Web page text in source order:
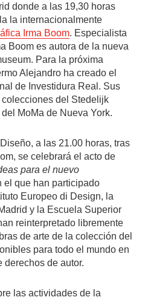
donde a las 19,30 horas
la internacionalmente
Irma Boom. Especialista
Boom es autora de la nueva
Para la próxima
Alejandro ha creado el
de Investidura Real. Sus
del Stedelijk
MoMa de Nueva York.
a las 21.00 horas, tras
se celebrará el acto de
para el nuevo
el que han participado
Europeo di Design, la
y la Escuela Superior
reinterpretado libremente
de arte de la colección del
para todo el mundo en
derechos de autor.
las actividades de la